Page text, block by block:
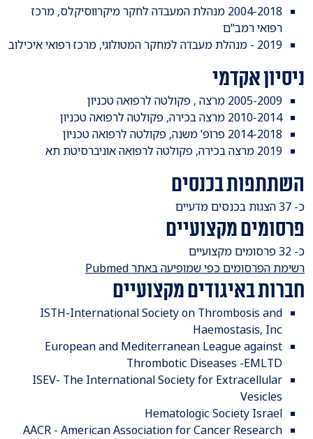
2004-2018 מנהלת המעבדה לחקר מיקרווסיקלס, מרכז
רפואי רמב"ם
2019 - מנהלת מעבדה למחקר המטולוגי, מרכז רפואי איכילוב
ניסיון אקדמי
2005-2009 מרצה , פקולטה לרפואה טכניון
2010-2014 מרצה בכירה, פקולטה לרפואה טכניון
2014-2018 פרופ' משנה, פקולטה לרפואה טכניון
2019 מרצה בכירה, פקולטה לרפואה אוניברסיטת תא
השתתפות בכנסים
​כ- 37 הצגות בכנסים מדעיים
פרסומים מקצועיים
כ- 32 פרסומים מקצועיים
רשימת הפרסומים כפי שמופיעה באתר Pubmed
חברות באיגודים מקצועיים
ISTH-International Society on Thrombosis and
Haemostasis, Inc
European and Mediterranean League against
Thrombotic Diseases -EMLTD
ISEV- The International Society for Extracellular
Vesicles
Hematologic Society Israel
AACR - American Association for Cancer Research